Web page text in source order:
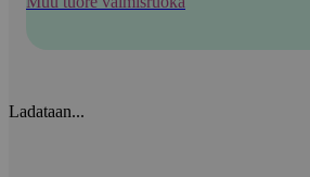
Ladataan...